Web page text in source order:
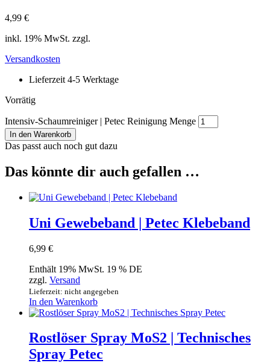
4,99 €
inkl. 19% MwSt. zzgl.
Versandkosten
Lieferzeit 4-5 Werktage
Vorrätig
Intensiv-Schaumreiniger | Petec Reinigung Menge
In den Warenkorb
Das passt auch noch gut dazu
Das könnte dir auch gefallen …
Uni Gewebeband | Petec Klebeband
6,99 €
Enthält 19% MwSt. 19 % DE
zzgl. Versand
Lieferzeit: nicht angegeben
In den Warenkorb
Rostlöser Spray MoS2 | Technisches
Spray Petec